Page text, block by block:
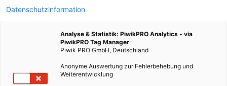
Datenschutzinformation
Analyse & Statistik: PiwikPRO Analytics - via
PiwikPRO Tag Manager
Piwik PRO GmbH, Deutschland
Anonyme Auswertung zur Fehlerbehebung und
Weiterentwicklung